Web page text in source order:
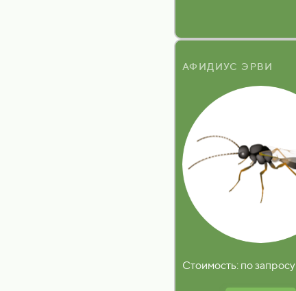
АФИДИУС ЭРВИ
Стоимость: по запросу